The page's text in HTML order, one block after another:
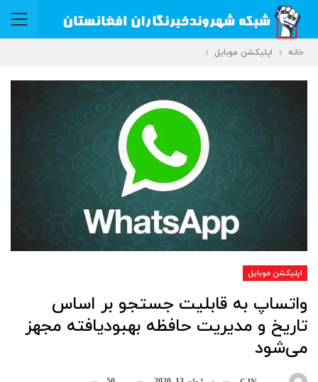
خانه اپلیکشن موبایل
اپلیکشن موبایل
واتساپ به قابلیت جستجو بر اساس
تاریخ و مدیریت حافظه بهبودیافته مجهز
می‌شود